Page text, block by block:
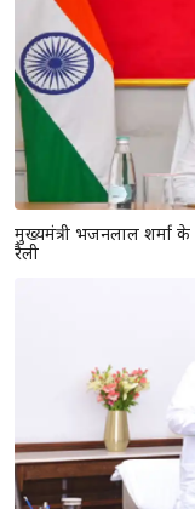
मुख्यमंत्री भजनलाल शर्मा के
रैली